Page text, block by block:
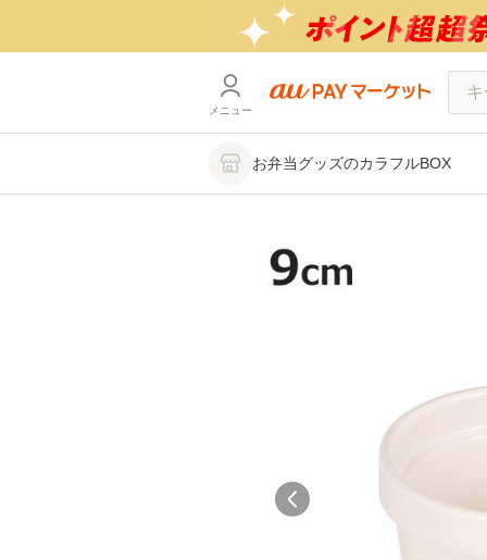
メニュー
お弁当グッズのカラフルBOX